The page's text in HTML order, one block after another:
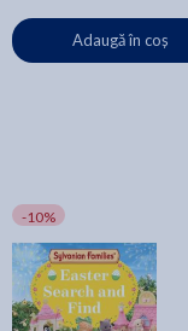
Adaugă în coș
-10%